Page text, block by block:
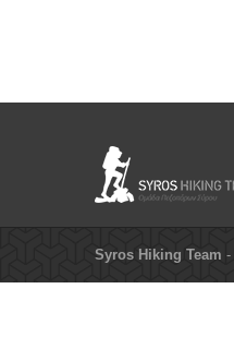
Syros Hiking Team -